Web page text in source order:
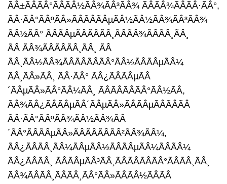
ÃÂ±ÃÂÃÂ°ÃÂÃÂ½ÃÂ¾ÃÂ³ÃÂ¾ ÃÂÃÂ¾ÃÂÃÂ·ÃÂ°,
ÃÂ·ÃÂ°ÃÂºÃÂ»ÃÂÃÂÃÂµÃÂ½ÃÂ½ÃÂ¾ÃÂ³ÃÂ¾
ÃÂ½ÃÂ° ÃÂÃÂµÃÂÃÂÃÂ¸ÃÂÃÂ¾ÃÂÃÂ¸ÃÂ¸
ÃÂ ÃÂ¾ÃÂÃÂÃÂ¸ÃÂ¸ ÃÂ
ÃÂ¸ÃÂ½ÃÂ¾ÃÂÃÂÃÂÃÂ°ÃÂ½ÃÂÃÂµÃÂ¼
ÃÂ¸ÃÂ»ÃÂ¸ ÃÂ·ÃÂ° ÃÂ¿ÃÂÃÂµÃÂ
´ÃÂµÃÂ»ÃÂ°ÃÂ¼ÃÂ¸ ÃÂÃÂÃÂÃÂ°ÃÂ½ÃÂ,
ÃÂ¾ÃÂ¿ÃÂÃÂµÃÂ´ÃÂµÃÂ»ÃÂÃÂµÃÂÃÂÃÂ
ÃÂ·ÃÂ°ÃÂºÃÂ¾ÃÂ½ÃÂ¾ÃÂ
´ÃÂ°ÃÂÃÂµÃÂ»ÃÂÃÂÃÂÃÂ²ÃÂ¾ÃÂ¼,
ÃÂ¿ÃÂÃÂ¸ÃÂ¼ÃÂµÃÂ½ÃÂÃÂµÃÂ¼ÃÂÃÂ¼
ÃÂ¿ÃÂÃÂ¸ ÃÂÃÂµÃÂ³ÃÂ¸ÃÂÃÂÃÂÃÂ°ÃÂÃÂ¸ÃÂ¸
ÃÂ¾ÃÂÃÂ¸ÃÂÃÂ¸ÃÂ°ÃÂ»ÃÂÃÂ½ÃÂÃÂ